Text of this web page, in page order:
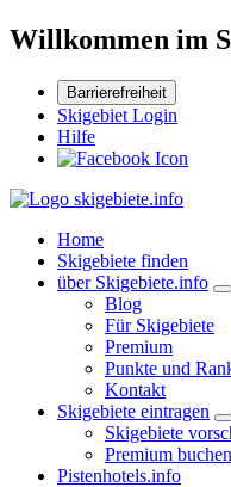
Willkommen im
Barrierefreiheit
Skigebiet Login
Hilfe
Home
Skigebiete finden
über Skigebiete.info
Blog
Für Skigebiete
Premium
Punkte und
Kontakt
Skigebiete eintragen
Skigebiete
Premium buchen
Pistenhotels.info